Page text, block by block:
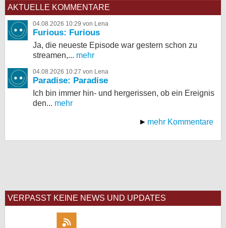
AKTUELLE KOMMENTARE
04.08.2026 10:29 von Lena
Furious: Furious
Ja, die neueste Episode war gestern schon zu
streamen,... mehr
04.08.2026 10:27 von Lena
Paradise: Paradise
Ich bin immer hin- und hergerissen, ob ein Ereignis
den... mehr
mehr Kommentare
VERPASST KEINE NEWS UND UPDATES